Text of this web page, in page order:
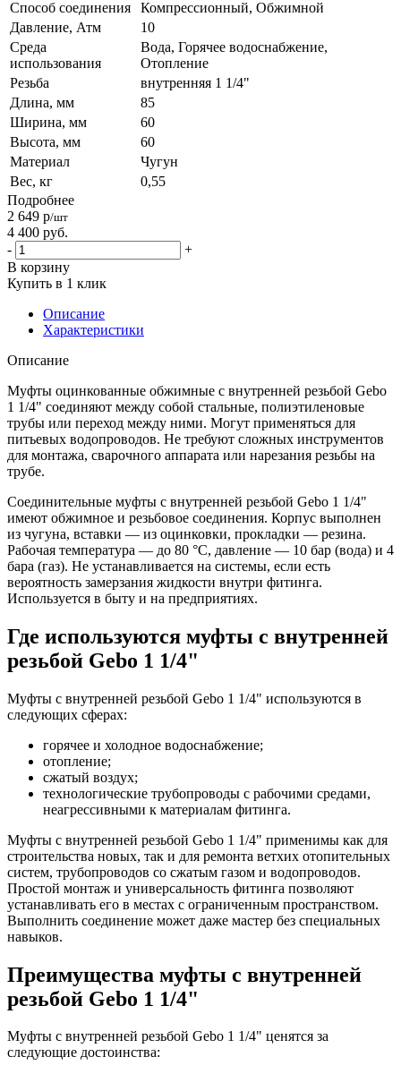
Способ соединения
Компрессионный, Обжимной
Давление, Атм
10
Среда
использования
Вода, Горячее водоснабжение,
Отопление
Резьба
внутренняя 1 1/4"
Длина, мм
85
Ширина, мм
60
Высота, мм
60
Материал
Чугун
Вес, кг
0,55
Подробнее
2 649 р/шт
4 400 руб.
-
+
В корзину
Купить в 1 клик
Описание
Характеристики
Описание
Муфты оцинкованные обжимные с внутренней резьбой Gebo
1 1/4" соединяют между собой стальные, полиэтиленовые
трубы или переход между ними. Могут применяться для
питьевых водопроводов. Не требуют сложных инструментов
для монтажа, сварочного аппарата или нарезания резьбы на
трубе.
Соединительные муфты с внутренней резьбой Gebo 1 1/4"
имеют обжимное и резьбовое соединения. Корпус выполнен
из чугуна, вставки — из оцинковки, прокладки — резина.
Рабочая температура — до 80 °С, давление — 10 бар (вода) и 4
бара (газ). Не устанавливается на системы, если есть
вероятность замерзания жидкости внутри фитинга.
Используется в быту и на предприятиях.
Где используются муфты с внутренней
резьбой Gebo 1 1/4"
Муфты с внутренней резьбой Gebo 1 1/4" используются в
следующих сферах:
горячее и холодное водоснабжение;
отопление;
сжатый воздух;
технологические трубопроводы с рабочими средами,
неагрессивными к материалам фитинга.
Муфты с внутренней резьбой Gebo 1 1/4" применимы как для
строительства новых, так и для ремонта ветхих отопительных
систем, трубопроводов со сжатым газом и водопроводов.
Простой монтаж и универсальность фитинга позволяют
устанавливать его в местах с ограниченным пространством.
Выполнить соединение может даже мастер без специальных
навыков.
Преимущества муфты с внутренней
резьбой Gebo 1 1/4"
Муфты с внутренней резьбой Gebo 1 1/4" ценятся за
следующие достоинства: